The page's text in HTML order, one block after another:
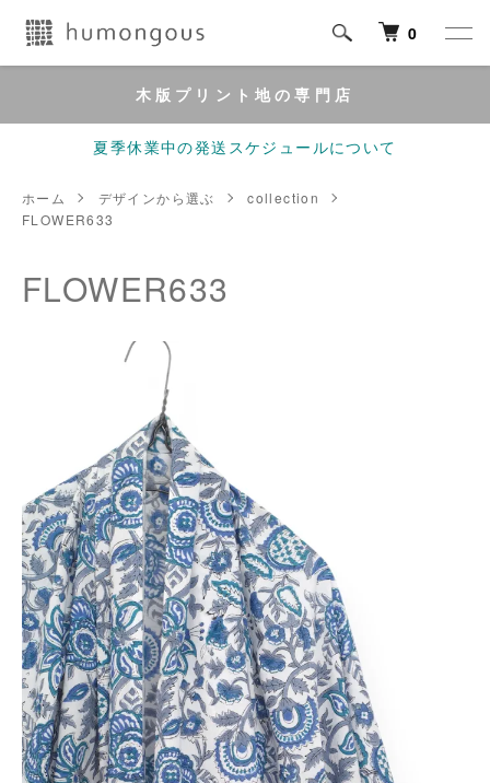
0
木版プリント地の専門店
夏季休業中の発送スケジュールについて
ホーム デザインから選ぶ
collection
FLOWER633
FLOWER633